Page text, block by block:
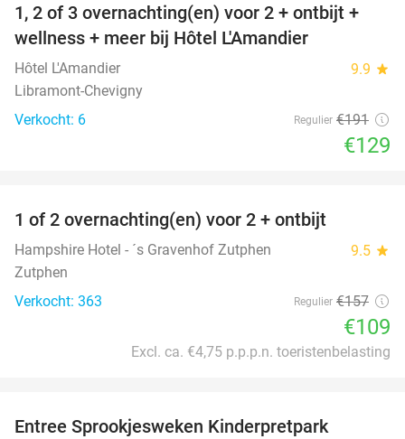
32%
TODAY
1, 2 of 3 overnachting(en) voor 2 + ontbijt +
wellness + meer bij Hôtel L'Amandier
Hôtel L'Amandier 9.9 star
Libramont-Chevigny
Verkocht: 6
Regulier €191
€129
1 of 2 overnachting(en) voor 2 + ontbijt
Hampshire Hotel - ´s Gravenhof Zutphen 9.5 star
Zutphen
Verkocht: 363
Regulier €157
€109
Excl. ca. €4,75 p.p.p.n. toeristenbelasting
Entree Sprookjesweken Kinderpretpark